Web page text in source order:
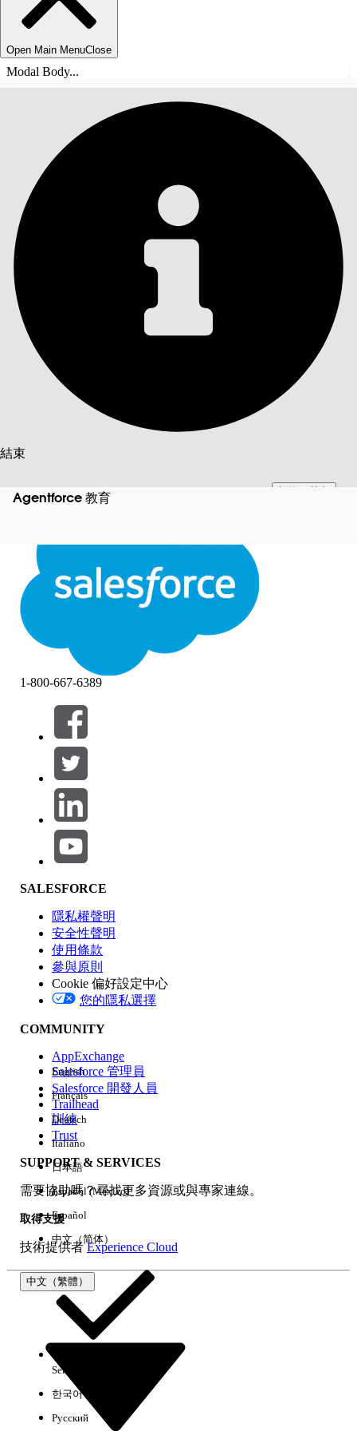
Open Main MenuClose
Modal Body...
結束
此文已使用 Salesforce 機器翻譯系統翻譯。更多詳細資料請參見
結束
Agentforce 教育
目錄
篩選器 (0)
選取篩選
產品區域
功能影響
版本
經驗
1-800-667-6389
SALESFORCE
隱私權聲明
安全性聲明
使用條款
參與原則
Cookie 偏好設定中心
您的隱私選擇
COMMUNITY
AppExchange
Salesforce 管理員
Salesforce 開發人員
Trailhead
訓練
Trust
SUPPORT & SERVICES
需要協助嗎？尋找更多資源或與專家連線。
取得支援
技術提供者Experience Cloud
中文（繁體）
English
Français
Deutsch
Italiano
日本語
Español (México)
Español
中文（简体）
Select Org
한국어
Русский